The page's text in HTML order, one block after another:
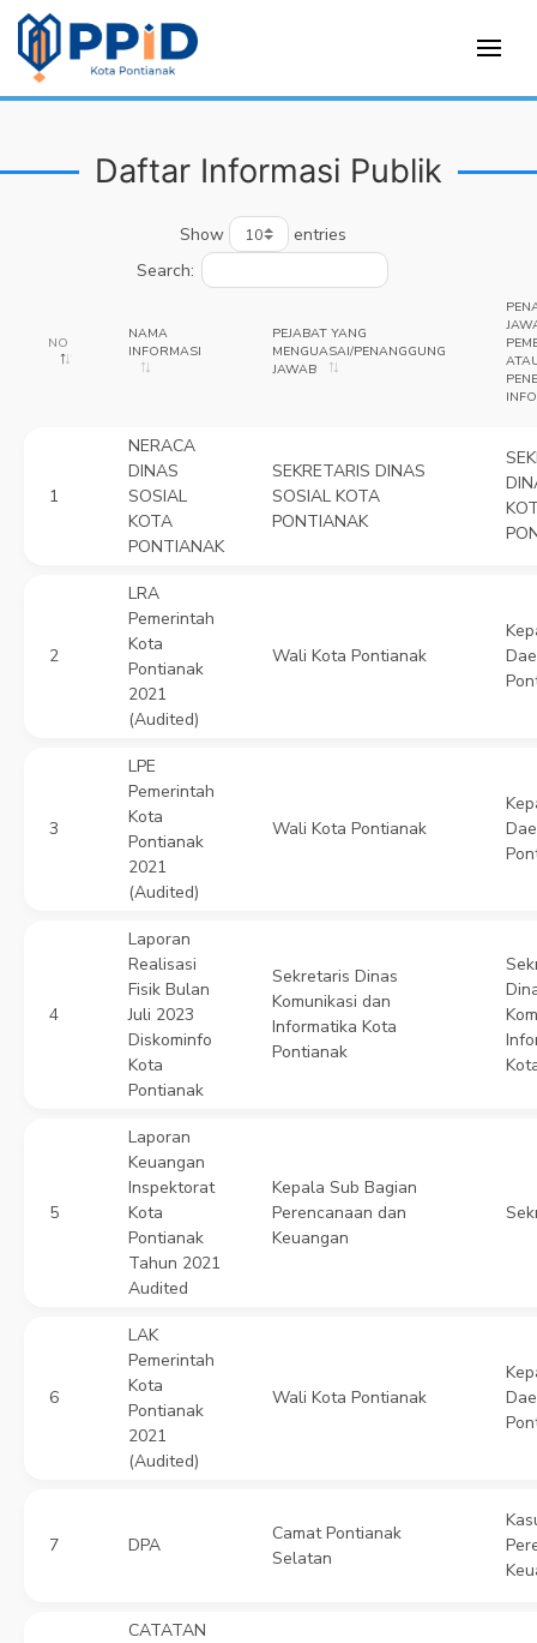
Daftar Informasi Publik
Show
entries
Search:
NO
NAMA
INFORMASI
PEJABAT YANG
MENGUASAI/PENANGGUNG
JAWAB
1
NERACA
DINAS
SOSIAL
KOTA
PONTIANAK
SEKRETARIS DINAS
SOSIAL KOTA
PONTIANAK
2
LRA
Pemerintah
Kota
Pontianak
2021
(Audited)
Wali Kota Pontianak
3
LPE
Pemerintah
Kota
Pontianak
2021
(Audited)
Wali Kota Pontianak
4
Laporan
Realisasi
Fisik Bulan
Juli 2023
Diskominfo
Kota
Pontianak
Sekretaris Dinas
Komunikasi dan
Informatika Kota
Pontianak
5
Laporan
Keuangan
Inspektorat
Kota
Pontianak
Tahun 2021
Audited
Kepala Sub Bagian
Perencanaan dan
Keuangan
6
LAK
Pemerintah
Kota
Pontianak
2021
(Audited)
Wali Kota Pontianak
7 DPA
Camat Pontianak
Selatan
CATATAN